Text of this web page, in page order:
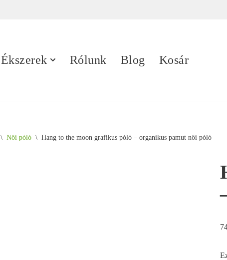
Ékszerek Rólunk Blog Kosár
\ Női póló \ Hang to the moon grafikus póló – organikus pamut női póló